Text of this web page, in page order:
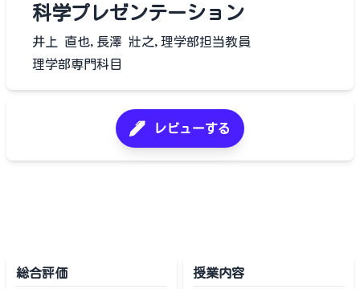
科学プレゼンテーション
井上 直也,長澤 壯之,理学部担当教員
理学部専門科目
レビューする
総合評価 授業内容